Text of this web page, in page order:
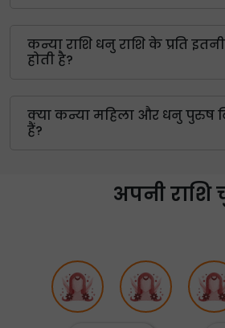
कन्या राशि धनु राशि के प्रति
होती है?
क्या कन्या महिला और धनु पुरुष
हैं?
अपनी राशि